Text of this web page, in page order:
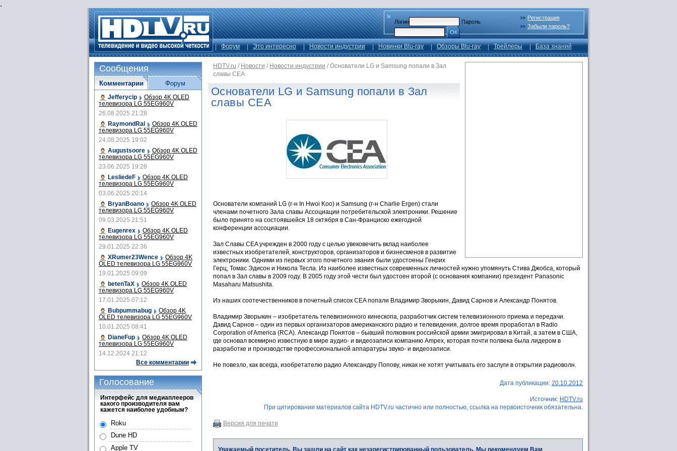
.
Логин
Пароль
ОК
Регистрация
Забыли пароль?
Форум Это интересно Новости индустрии Новинки Blu-ray Обзоры Blu-ray Трейлеры База знаний
HDTV.ru / Новости / Новости индустрии / Основатели LG и Samsung попали в Зал
славы CEA
Основатели LG и Samsung попали в Зал
славы CEA
Основатели компаний LG (г-н In Hwoi Koo) и Samsung (г-н Charlie Ergen) стали
членами почетного Зала славы Ассоциации потребительской электроники. Решение
было принято на состоявшейся 18 октября в Сан-Франциско ежегодной
конференции ассоциации.
Зал Славы CEA учрежден в 2000 году с целью увековечить вклад наиболее
известных изобретателей, конструкторов, организаторов и бизнесменов в развитие
электроники. Одними из первых этого почетного звания были удостоены Генрих
Герц, Томас Эдисон и Никола Тесла. Из наиболее известных современных личностей нужно упомянуть Стива Джобса, который
попал в Зал славы в 2009 году. В 2005 году этой чести был удостоен второй (с основания компании) президент Panasonic
Masaharu Matsushita.
Из наших соотечественников в почетный список CEA попали Владимир Зворыкин, Давид Сарнов и Александр Понятов.
Владимир Зворыкин – изобретатель телевизионного кинескопа, разработчик систем телевизионного приема и передачи.
Давид Сарнов – один из первых организаторов американского радио и телевидения, долгое время проработал в Radio
Corporation of America (RCA). Александр Понятов – бывший полковник российской армии эмигрировал в Китай, а затем в США,
где основал всемирно известную в мире аудио- и видеозаписи компанию Ampex, которая почти полвека была лидером в
разработке и производстве профессиональной аппаратуры звуко- и видеозаписи.
Не повезло, как всегда, изобретателю радио Александру Попову, никак не хотят учитывать его заслуги в открытии радиоволн.
Дата публикации: 20.10.2012
Источник: HDTV.ru
При цитировании материалов сайта HDTV.ru частично или полностью, ссылка на первоисточник обязательна.
Версия для печати
Уважаемый посетитель, Вы зашли на сайт как незарегистрированный пользователь. Мы рекомендуем Вам
Сообщения
Комментарии
Jefferycip Обзор 4K OLED
телевизора LG 55EG960V
26.08.2025 21:28
RaymondRal
Обзор 4K OLED
телевизора LG 55EG960V
24.08.2025 19:02
Augustsoore
Обзор 4K OLED
телевизора LG 55EG960V
23.06.2025 19:28
LesliedeF
Обзор 4K OLED
телевизора LG 55EG960V
03.06.2025 20:14
BryanBoano
Обзор 4K OLED
телевизора LG 55EG960V
09.03.2025 21:51
Eugenrex
Обзор 4K OLED
телевизора LG 55EG960V
29.01.2025 22:36
XRumer23Wence
Обзор 4K
OLED телевизора LG 55EG960V
19.01.2025 09:09
betenTaX
Обзор 4K OLED
телевизора LG 55EG960V
17.01.2025 07:12
Bubpummabug
Обзор 4K
OLED телевизора LG 55EG960V
10.01.2025 08:41
DianeFup
Обзор 4K OLED
телевизора LG 55EG960V
14.12.2024 21:12
Все комментарии
Форум
Голосование
Интерфейс для медиаплееров
какого производителя вам
кажется наиболее удобным?
Roku
Dune HD
Apple TV